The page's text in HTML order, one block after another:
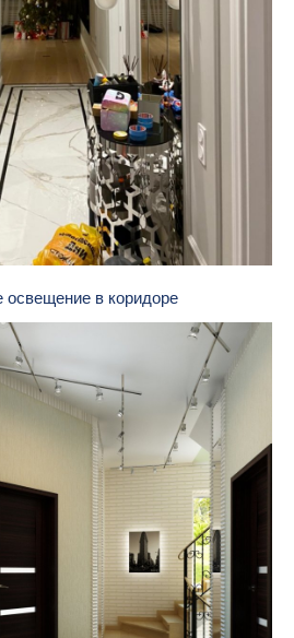
освещение в коридоре